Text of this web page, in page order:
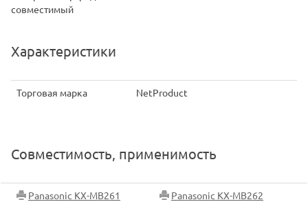
совместимый
Характеристики
Торговая марка NetProduct
Совместимость, применимость
Panasonic KX-MB261 Panasonic KX-MB262